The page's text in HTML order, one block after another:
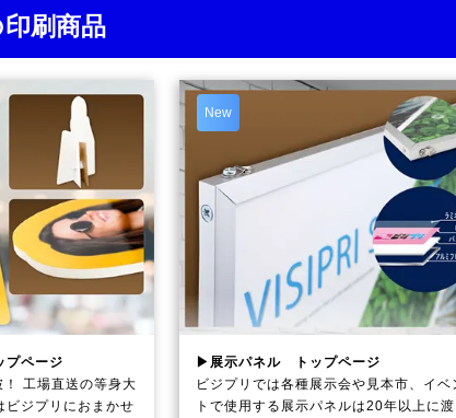
刷商品
ページ
工場直送の等身大
ビジプリ におまかせ
New
▶展示パネル トップページ
ビジプリでは各種展示会や見本市、イベ
トで使用する展示パネルは20年以上に渡